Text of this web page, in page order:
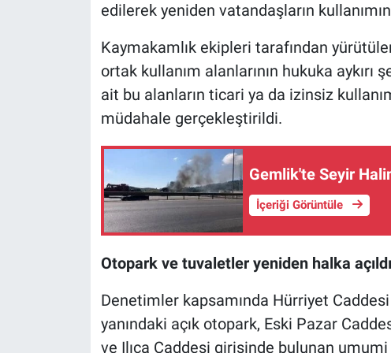
edilerek yeniden vatandaşların
Kaymakamlık ekipleri tarafından
ortak kullanım alanlarının hukuka aykırı
ait bu alanların ticari ya da izinsiz
müdahale gerçekleştirildi.
Gemlik'te Seyir
İçeriği Görüntüle
Otopark ve tuvaletler yeniden halka açıldı
Denetimler kapsamında Hürriyet
yanındaki açık otopark, Eski Pazar
ve Ilıca Caddesi girişinde bulunan
Nöbetçi Eczaneler